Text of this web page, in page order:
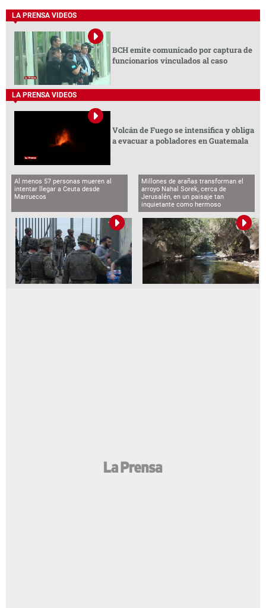
LA PRENSA VIDEOS
BCH emite comunicado por captura de
funcionarios vinculados al caso
LA PRENSA VIDEOS
Volcán de Fuego se intensifica y obliga
a evacuar a pobladores en Guatemala
Al menos 57 personas mueren al
intentar llegar a Ceuta desde
Marruecos
Millones de arañas transforman el
arroyo Nahal Sorek, cerca de
Jerusalén, en un paisaje tan
inquietante como hermoso